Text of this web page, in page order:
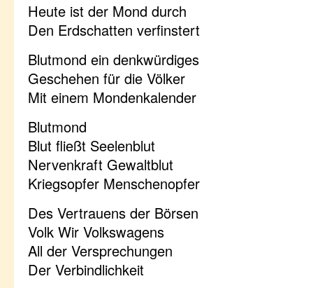
Heute ist der Mond durch
Den Erdschatten verfinstert
Blutmond ein denkwürdiges
Geschehen für die Völker
Mit einem Mondenkalender
Blutmond
Blut fließt Seelenblut
Nervenkraft Gewaltblut
Kriegsopfer Menschenopfer
Des Vertrauens der Börsen
Volk Wir Volkswagens
All der Versprechungen
Der Verbindlichkeit